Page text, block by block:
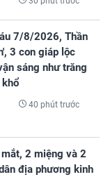
7/8/2026, Thần
3 con giáp lộc
sáng như trăng
40 phút trước
2 miệng và 2
địa phương kinh